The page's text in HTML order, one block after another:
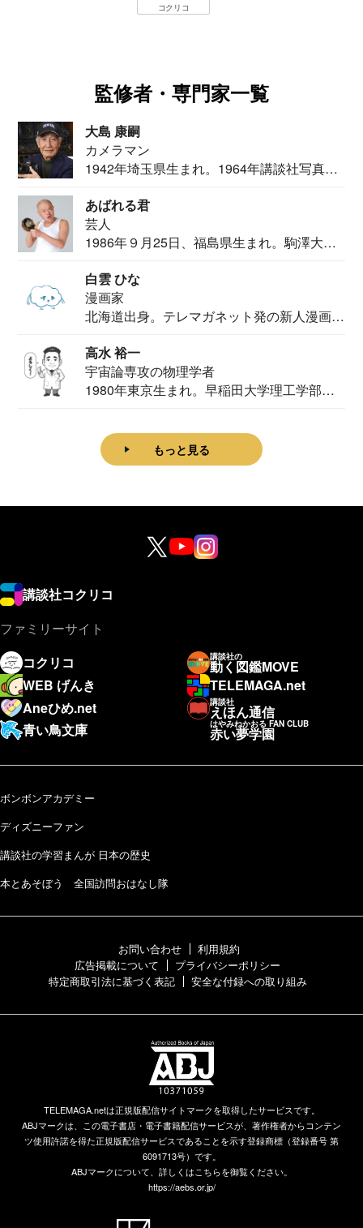
監修者・専門家一覧
大島 康嗣
カメラマン
1942年埼玉県生まれ。1964年講談社写真部
あばれる君
芸人
1986年９月25日、福島県生まれ。駒澤大学
白雲 ひな
漫画家
北海道出身。テレマガネット発の新人漫画
高水 裕一
宇宙論専攻の物理学者
1980年東京生まれ。早稲田大学理工学部物
もっと見る
講談社コクリコ
ファミリーサイト
コクリコ
講談社の
動く図鑑MOVE
WEB げんき
TELEMAGA.net
Aneひめ.net
講談社
えほん通信
青い鳥文庫
はやみねかおる FAN CLUB
赤い夢学園
ボンボンアカデミー
ディズニーファン
講談社の学習まんが 日本の歴史
本とあそぼう 全国訪問おはなし隊
お問い合わせ
利用規約
広告掲載について
プライバシーポリシー
特定商取引法に基づく表記
安全な付録への取り組み
TELEMAGA.netは正規版配信サイトマークを取得したサービスです。
ABJマークは、この電子書店・電子書籍配信サービスが、著作権者からコンテン
ツ使用許諾を得た正規版配信サービスであることを示す登録商標（登録番号 第
6091713号）です。
ABJマークについて、詳しくはこちらを御覧ください。
https://aebs.or.jp/